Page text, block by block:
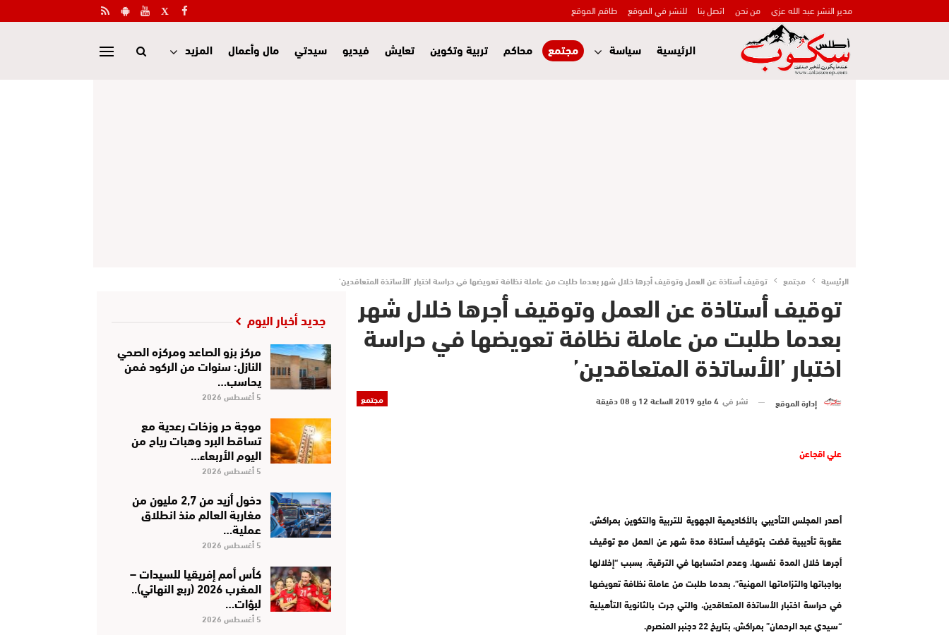
مدير النشر عبد الله عزي من نحن اتصل بنا للنشر في الموقع طاقم الموقع
الرئيسية سياسة مجتمع محاكم تربية وتكوين تعايش فيديو سيدتي مال وأعمال المزيد
الرئيسية مجتمع توقيف أستاذة عن العمل وتوقيف أجرها خلال شهر بعدما طلبت من عاملة نظافة تعويضها في حراسة اختبار ’الأساتذة المتعاقدين’
توقيف أستاذة عن العمل وتوقيف أجرها خلال شهر
بعدما طلبت من عاملة نظافة تعويضها في حراسة
اختبار ’الأساتذة المتعاقدين’
مجتمع إدارة الموقع نشر في 4 مايو 2019 الساعة 12 و 08 دقيقة
علي اقجاعن
أصدر المجلس التأديبي بالأكاديمية الجهوية للتربية والتكوين بمراكش،
عقوبة تأديبية قضت بتوقيف أستاذة مدة شهر عن العمل مع توقيف
أجرها خلال المدة نفسها، وعدم احتسابها في الترقية، بسبب “إخلالها
بواجباتها والتزاماتها المهنية”، بعدما طلبت من عاملة نظافة تعويضها
في حراسة اختبار الأساتذة المتعاقدين، والتي جرت بالثانوية التأهيلية
“سيدي عبد الرحمان” بمراكش، بتاريخ 22 دجنبر المنصرم.
جديد أخبار اليوم
مركز بزو الصاعد ومركزه الصحي
النازل: سنوات من الركود فمن
يحاسب…
5 أغسطس 2026
موجة حر وزخات رعدية مع
تساقط البرد وهبات رياح من
اليوم الأربعاء…
5 أغسطس 2026
دخول أزيد من 2,7 مليون من
مغاربة العالم منذ انطلاق
عملية…
5 أغسطس 2026
كأس أمم إفريقيا للسيدات –
المغرب 2026 (ربع النهائي)..
لبؤات…
5 أغسطس 2026